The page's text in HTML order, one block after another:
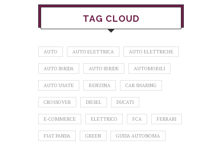
TAG CLOUD
AUTO AUTO ELETTRICA AUTO ELETTRICHE
AUTO IBRIDA AUTO IBRIDE AUTOMOBILI
AUTO USATE BENZINA CAR SHARING
CROSSOVER DIESEL DUCATI
E-COMMERCE ELETTRICO FCA FERRARI
FIAT PANDA GREEN GUIDA AUTONOMA